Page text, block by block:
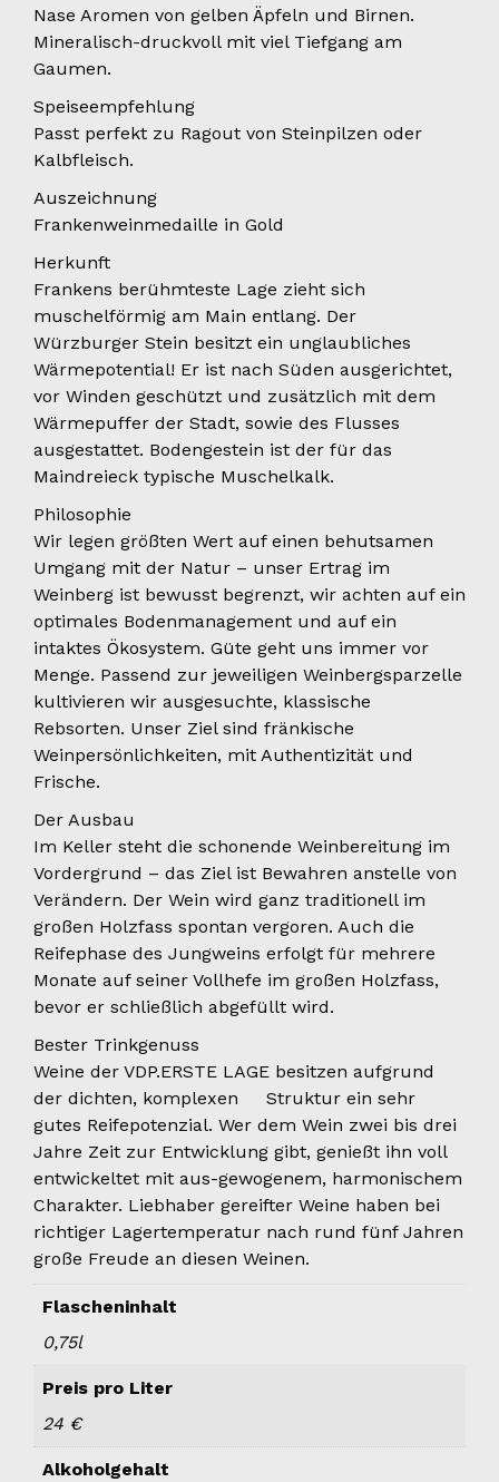
Nase Aromen von gelben Äpfeln und Birnen.
Mineralisch-druckvoll mit viel Tiefgang am
Gaumen.
Speiseempfehlung
Passt perfekt zu Ragout von Steinpilzen oder
Kalbfleisch.
Auszeichnung
Frankenweinmedaille in Gold
Herkunft
Frankens berühmteste Lage zieht sich
muschelförmig am Main entlang. Der
Würzburger Stein besitzt ein unglaubliches
Wärmepotential! Er ist nach Süden ausgerichtet,
vor Winden geschützt und zusätzlich mit dem
Wärmepuffer der Stadt, sowie des Flusses
ausgestattet. Bodengestein ist der für das
Maindreieck typische Muschelkalk.
Philosophie
Wir legen größten Wert auf einen behutsamen
Umgang mit der Natur – unser Ertrag im
Weinberg ist bewusst begrenzt, wir achten auf ein
optimales Bodenmanagement und auf ein
intaktes Ökosystem. Güte geht uns immer vor
Menge. Passend zur jeweiligen Weinbergsparzelle
kultivieren wir ausgesuchte, klassische
Rebsorten. Unser Ziel sind fränkische
Weinpersönlichkeiten, mit Authentizität und
Frische.
Der Ausbau
Im Keller steht die schonende Weinbereitung im
Vordergrund – das Ziel ist Bewahren anstelle von
Verändern. Der Wein wird ganz traditionell im
großen Holzfass spontan vergoren. Auch die
Reifephase des Jungweins erfolgt für mehrere
Monate auf seiner Vollhefe im großen Holzfass,
bevor er schließlich abgefüllt wird.
Bester Trinkgenuss
Weine der VDP.ERSTE LAGE besitzen aufgrund
der dichten, komplexen Struktur ein sehr
gutes Reifepotenzial. Wer dem Wein zwei bis drei
Jahre Zeit zur Entwicklung gibt, genießt ihn voll
entwickeltet mit aus-gewogenem, harmonischem
Charakter. Liebhaber gereifter Weine haben bei
richtiger Lagertemperatur nach rund fünf Jahren
große Freude an diesen Weinen.
Flascheninhalt
0,75l
Preis pro Liter
24 €
Alkoholgehalt